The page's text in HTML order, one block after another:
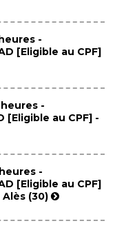
-
[Eligible au CPF]
-
[Eligible au CPF] -
-
[Eligible au CPF]
(30)